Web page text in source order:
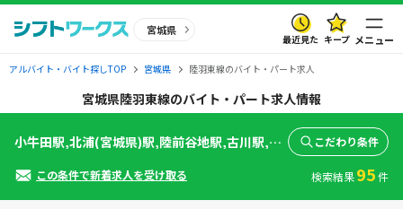
宮城県
最近見た キープ メニュー
アルバイト・バイト探しTOP 宮城県 陸羽東線のバイト・パート求人
宮城県陸羽東線のバイト・パート求人情報
小牛田駅,北浦(宮城県)駅,陸前谷地駅,古川駅,塚目駅,西古川駅,東大崎駅,西大崎駅,岩出山駅,有備館駅,上野目駅,池月駅,川渡温泉駅,鳴子御殿湯駅,鳴子温泉駅,中山平温泉駅 こだわり条件
この条件で新着求人を受け取る 検索結果95件